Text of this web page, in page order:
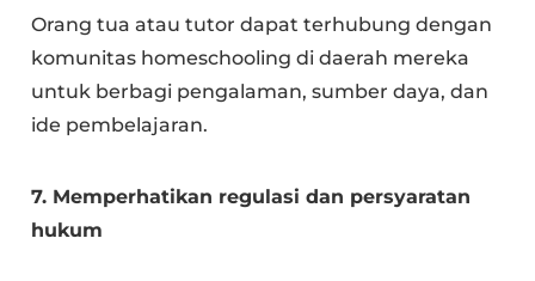
Orang tua atau tutor dapat terhubung dengan
komunitas homeschooling di daerah mereka
untuk berbagi pengalaman, sumber daya, dan
ide pembelajaran.
7. Memperhatikan regulasi dan persyaratan
hukum